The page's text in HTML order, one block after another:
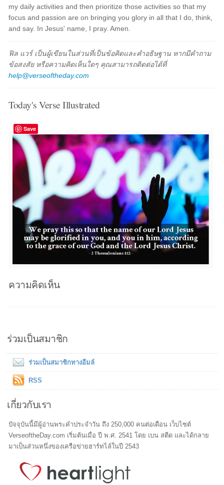
my daily activities and then prioritize those activities so that my
focus and passion are on bringing you glory in all that I do, think,
and say. In Jesus' name, I pray. Amen.
ฟิล แวร์ เป็นผู้เขียนในส่วนที่เป็นข้อคิดและคำอธิษฐาน หากมีคำถาม
ข้อสงสัย หรือความคิดเห็นใดๆ คุณสามารถติดต่อได้ที่
help@verseoftheday.com
Today's Verse Illustrated
Save
ความคิดเห็น
ร่วมเป็นสมาชิก
ร่วมเป็นสมาชิกทางอีมล์
RSS
เกี่ยวกับเรา
ปัจจุบันนี้มีผู้อ่านพระคำประจำวัน ถึง 250,000 คนต่อเดือน เว็บไซต์
VerseoftheDay.com เริ่มต้นเมื่อ ปี พ.ศ. 2541 โดย เบน สตีด และได้กลาย
มาเป็นส่วนหนึ่งของเครือข่ายฮาร์ทไล์ในปี 2543